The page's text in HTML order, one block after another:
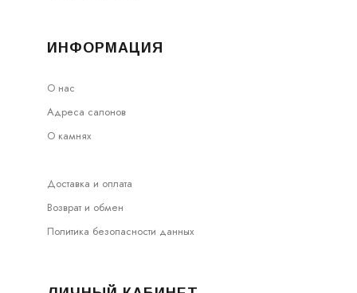
ИНФОРМАЦИЯ
О нас
Адреса салонов
О камнях
Доставка и оплата
Возврат и обмен
Политика безопасности данных